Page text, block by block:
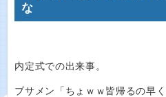
な
内定式での出来事。
ブサメン「ちょｗｗ皆帰るの早